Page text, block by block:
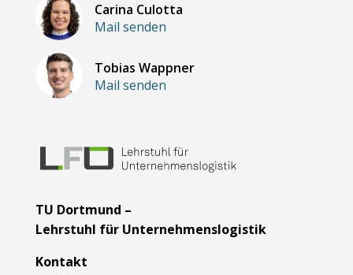
Carina Culotta
Mail senden
Tobias Wappner
Mail senden
TU Dortmund –
Lehrstuhl für Unternehmenslogistik
Kontakt